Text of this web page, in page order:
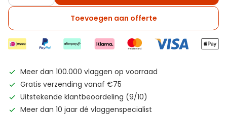
Toevoegen aan offerte
Meer dan 100.000 vlaggen op voorraad
Gratis verzending vanaf €75
Uitstekende klantbeoordeling (9/10)
Meer dan 10 jaar dé vlaggenspecialist